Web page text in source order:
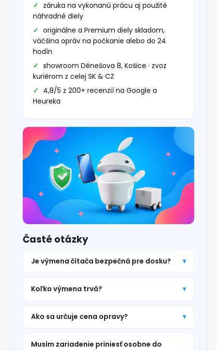
záruka na vykonanú prácu aj použité
náhradné diely
originálne a Premium diely skladom,
väčšina opráv na počkanie alebo do 24
hodín
showroom Dénešova 8, Košice · zvoz
kuriérom z celej SK & CZ
4,8/5 z 200+ recenzií na Google a
Heureka
Časté otázky
Je výmena čítača bezpečná pre dosku?
Koľko výmena trvá?
Ako sa určuje cena opravy?
Musím zariadenie priniesť osobne do